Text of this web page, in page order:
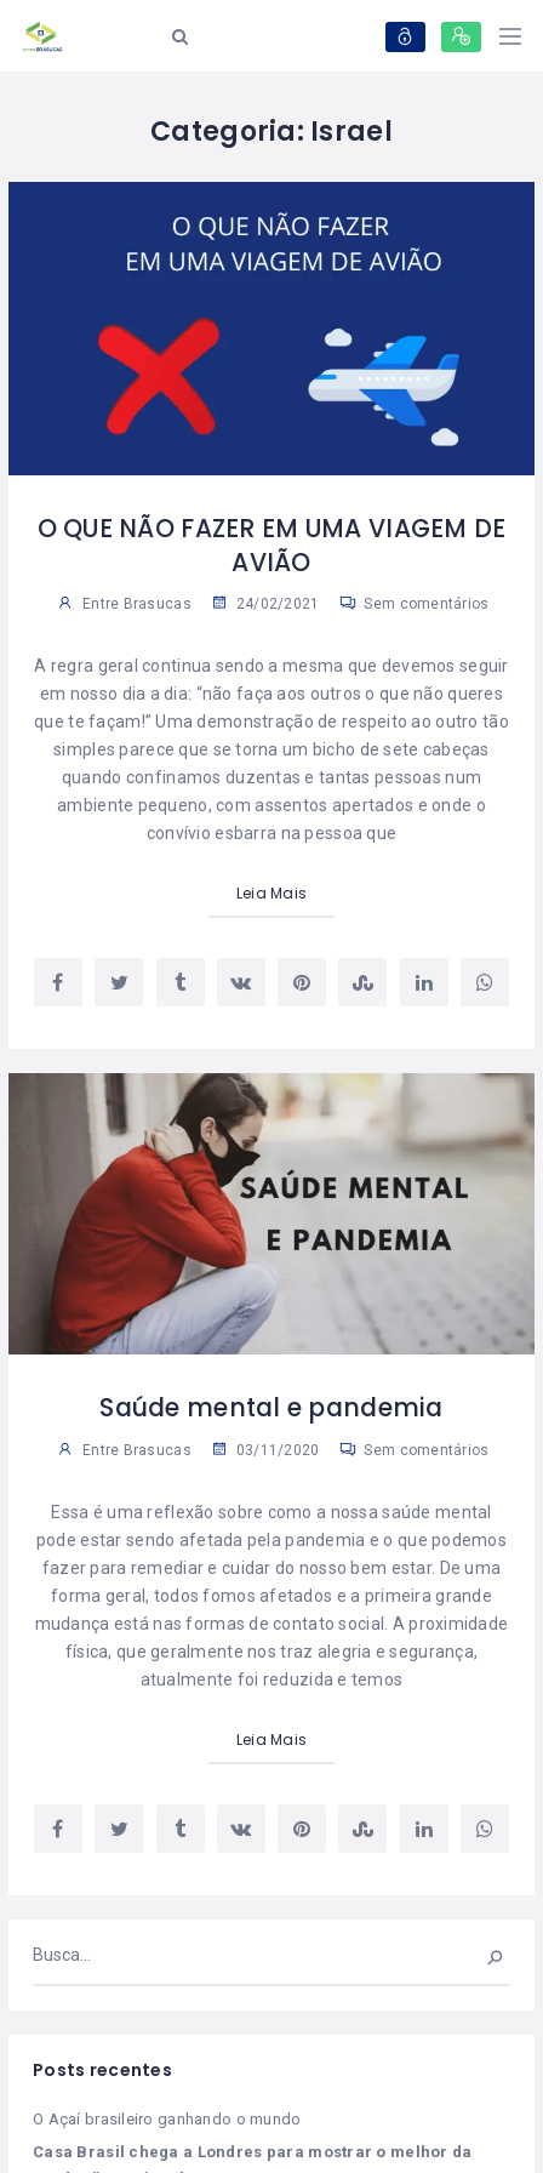
Categoria: Israel
O QUE NÃO FAZER EM UMA VIAGEM DE
AVIÃO
Entre Brasucas 24/02/2021 Sem comentários
A regra geral continua sendo a mesma que devemos seguir
em nosso dia a dia: “não faça aos outros o que não queres
que te façam!” Uma demonstração de respeito ao outro tão
simples parece que se torna um bicho de sete cabeças
quando confinamos duzentas e tantas pessoas num
ambiente pequeno, com assentos apertados e onde o
convívio esbarra na pessoa que
Leia Mais
Saúde mental e pandemia
Entre Brasucas 03/11/2020 Sem comentários
Essa é uma reflexão sobre como a nossa saúde mental
pode estar sendo afetada pela pandemia e o que podemos
fazer para remediar e cuidar do nosso bem estar. De uma
forma geral, todos fomos afetados e a primeira grande
mudança está nas formas de contato social. A proximidade
física, que geralmente nos traz alegria e segurança,
atualmente foi reduzida e temos
Leia Mais
Posts recentes
O Açaí brasileiro ganhando o mundo
Casa Brasil chega a Londres para mostrar o melhor da